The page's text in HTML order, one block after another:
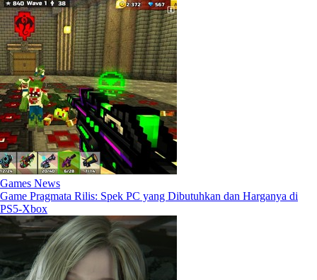
Games News
Game Pragmata Rilis: Spek PC yang Dibutuhkan dan Harganya di
PS5-Xbox